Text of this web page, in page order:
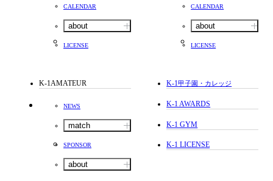
CALENDAR
about
LICENSE
CALENDAR
about
LICENSE
K-1AMATEUR
NEWS
match
SPONSOR
about
K-1甲子園・カレッジ
K-1 AWARDS
K-1 GYM
K-1 LICENSE